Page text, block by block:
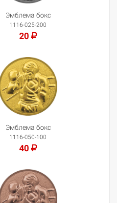
Эмблема бокс
1116-025-200
20
Добавить в корзину
Эмблема бокс
1116-050-100
40
Добавить в корзину